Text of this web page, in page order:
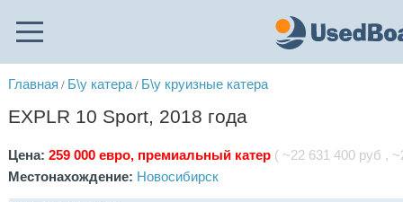
Главная / Б\у катера/ Б\у круизные катера
EXPLR 10 Sport, 2018 года
Цена:259 000 евро, премиальный катер ( ~22 631 400 руб ,
Местонахождение: Новосибирск